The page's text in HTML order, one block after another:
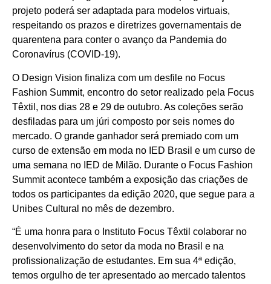
projeto poderá ser adaptada para modelos virtuais,
respeitando os prazos e diretrizes governamentais de
quarentena para conter o avanço da Pandemia do
Coronavírus (COVID-19).
O Design Vision finaliza com um desfile no Focus
Fashion Summit, encontro do setor realizado pela Focus
Têxtil, nos dias 28 e 29 de outubro. As coleções serão
desfiladas para um júri composto por seis nomes do
mercado. O grande ganhador será premiado com um
curso de extensão em moda no IED Brasil e um curso de
uma semana no IED de Milão. Durante o Focus Fashion
Summit acontece também a exposição das criações de
todos os participantes da edição 2020, que segue para a
Unibes Cultural no mês de dezembro.
“É uma honra para o Instituto Focus Têxtil colaborar no
desenvolvimento do setor da moda no Brasil e na
profissionalização de estudantes. Em sua 4ª edição,
temos orgulho de ter apresentado ao mercado talentos